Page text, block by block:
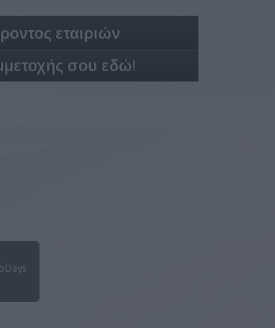
εταιριών
σου εδώ!